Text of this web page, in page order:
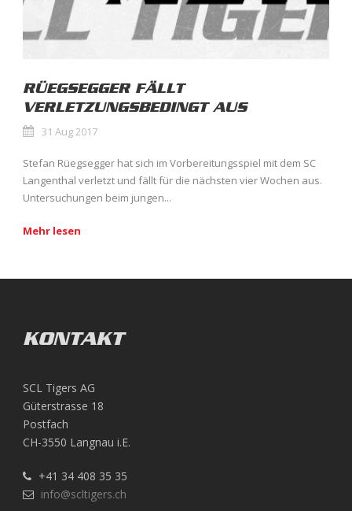
RÜEGSEGGER FÄLLT
VERLETZUNGSBEDINGT AUS
31 Aug 2017
Stefan Rüegsegger hat sich im Vorbereitungsspiel mit dem SC
Langenthal verletzt und fällt für die nächsten vier Wochen aus.
Untersuchungen beim jungen...
Mehr lesen
KONTAKT
SCL Tigers AG
Güterstrasse 18
Postfach
CH-3550 Langnau i.E.
+41 34 408 35 35
info@scltigers.ch